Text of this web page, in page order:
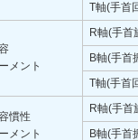
T軸(手首
メント
R軸(手首
B軸(手首
T軸(手首
慣性
メント
R軸(手首
B軸(手首